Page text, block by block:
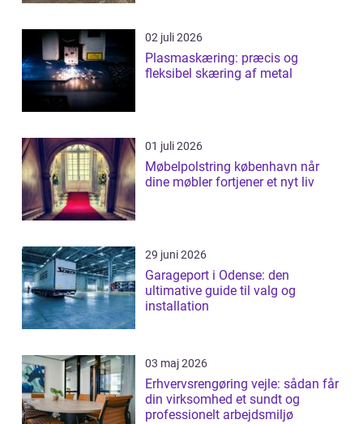
02 juli 2026
Plasmaskæring: præcis og
fleksibel skæring af metal
01 juli 2026
Møbelpolstring københavn når
dine møbler fortjener et nyt liv
29 juni 2026
Garageport i Odense: den
ultimative guide til valg og
installation
03 maj 2026
Erhvervsrengøring vejle: sådan får
din virksomhed et sundt og
professionelt arbejdsmiljø